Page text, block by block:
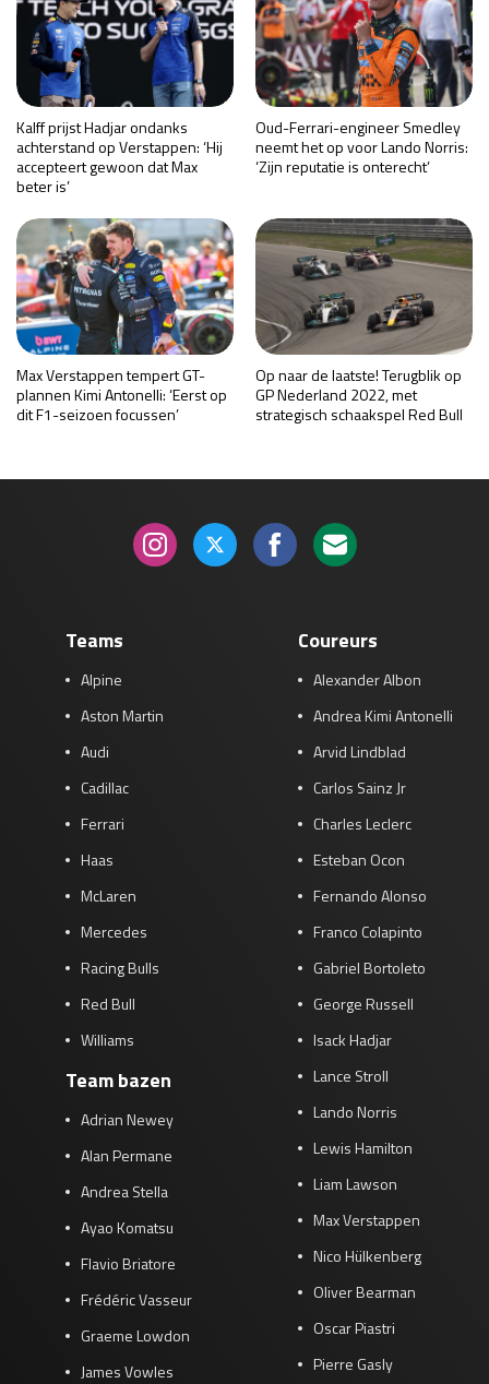
Kalff prijst Hadjar ondanks
achterstand op Verstappen: ‘Hij
accepteert gewoon dat Max
beter is’
Oud-Ferrari-engineer Smedley
neemt het op voor Lando Norris:
‘Zijn reputatie is onterecht’
Max Verstappen tempert GT-
plannen Kimi Antonelli: ‘Eerst op
dit F1-seizoen focussen’
Op naar de laatste! Terugblik op
GP Nederland 2022, met
strategisch schaakspel Red Bull
Teams
Alpine
Aston Martin
Audi
Cadillac
Ferrari
Haas
McLaren
Mercedes
Racing Bulls
Red Bull
Williams
Team bazen
Adrian Newey
Alan Permane
Andrea Stella
Ayao Komatsu
Flavio Briatore
Frédéric Vasseur
Graeme Lowdon
James Vowles
Coureurs
Alexander Albon
Andrea Kimi Antonelli
Arvid Lindblad
Carlos Sainz Jr
Charles Leclerc
Esteban Ocon
Fernando Alonso
Franco Colapinto
Gabriel Bortoleto
George Russell
Isack Hadjar
Lance Stroll
Lando Norris
Lewis Hamilton
Liam Lawson
Max Verstappen
Nico Hülkenberg
Oliver Bearman
Oscar Piastri
Pierre Gasly